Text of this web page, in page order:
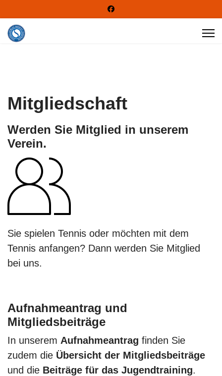
Mitgliedschaft
Werden Sie Mitglied in unserem
Verein.
Sie spielen Tennis oder möchten mit dem
Tennis anfangen? Dann werden Sie Mitglied
bei uns.
Aufnahmeantrag und
Mitgliedsbeiträge
In unserem Aufnahmeantrag finden Sie
zudem die Übersicht der Mitgliedsbeiträge
und die Beiträge für das Jugendtraining.